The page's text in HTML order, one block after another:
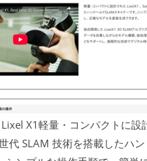
X1軽量・コンパクトに設
代 SLAM 技術を搭載したハ